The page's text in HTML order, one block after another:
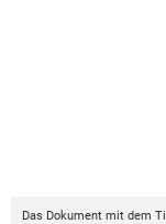
Das Dokument mit dem